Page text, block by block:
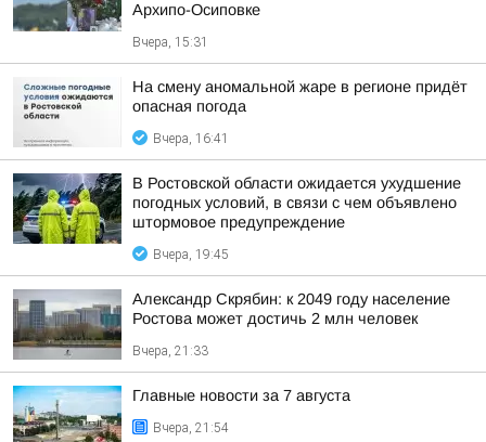
Архипо-Осиповке
Вчера, 15:31
На смену аномальной жаре в регионе придёт
опасная погода
Вчера, 16:41
В Ростовской области ожидается ухудшение
погодных условий, в связи с чем объявлено
штормовое предупреждение
Вчера, 19:45
Александр Скрябин: к 2049 году население
Ростова может достичь 2 млн человек
Вчера, 21:33
Главные новости за 7 августа
Вчера, 21:54